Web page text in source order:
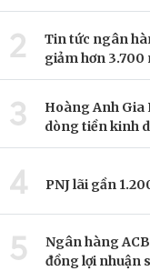
2
Tin tức ngân
giảm hơn 3.700
3
Hoàng Anh Gia
dòng tiền kinh
4 PNJ lãi gần
5
Ngân hàng
đồng lợi nhuận